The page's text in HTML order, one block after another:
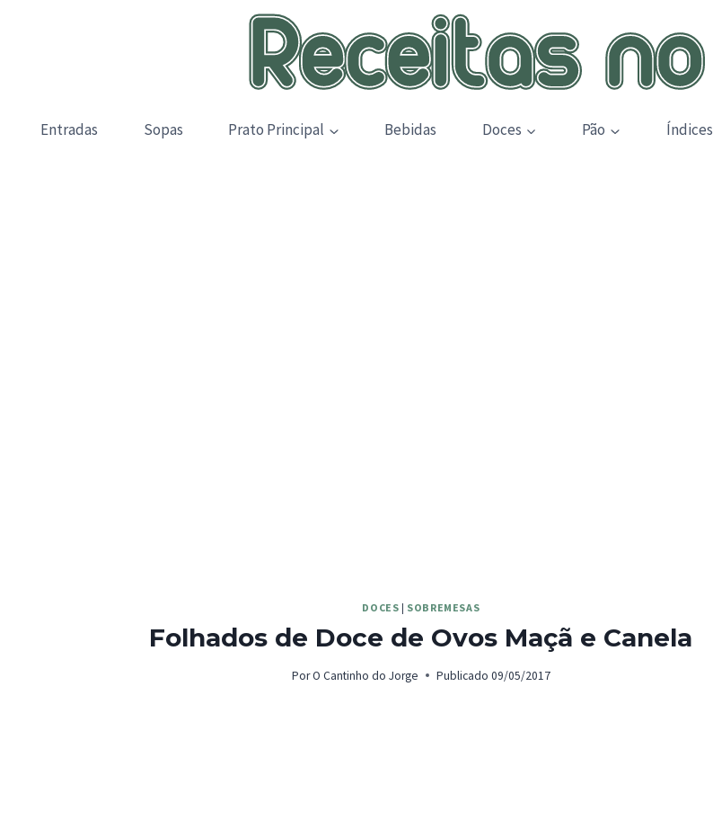
Entradas Sopas Prato Principal Bebidas Doces Pão Índices
DOCES | SOBREMESAS
Folhados de Doce de Ovos Maçã e Canela
Por O Cantinho do Jorge Publicado 09/05/2017